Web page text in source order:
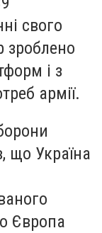
свого
зроблено
і з
армії.
що Україна
Європа